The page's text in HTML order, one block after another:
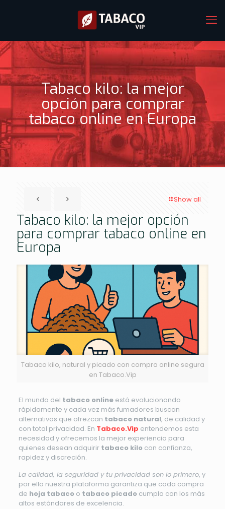
Tabaco kilo: la mejor
opción para comprar
tabaco online en Europa
Show all
Tabaco kilo: la mejor opción
para comprar tabaco online en
Europa
Tabaco kilo, natural y picado con compra online segura
en Tabaco.Vip
El mundo del tabaco onlineestá evolucionando
rápidamente y cada vez más fumadores buscan
alternativas que ofrezcan tabaco natural, de calidad y
con total privacidad. En Tabaco.Vip entendemos esta
necesidad y ofrecemos la mejor experiencia para
quienes desean adquirir tabaco kilo con confianza,
rapidez y discreción.
La calidad, la seguridad y tu privacidad son lo primero, y
por ello nuestra plataforma garantiza que cada compra
de hoja tabaco o tabaco picado cumpla con los más
altos estándares de excelencia.